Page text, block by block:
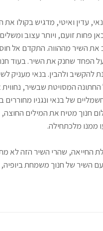
עדין ואיטי, מדגיש בקולו
פחות זועם, ויותר עצוב
את השיר מההווה. התקדם אל
הפחד שחנק את השיר. בעוד
להקשיב ולהבין. בנאי
המסויטת שבשיר,
של בנאי ונגניו
חנוך מטיח את המילים החוצה,
ממנו מלכתחילה.
החייאה, שהרי השיר הזה לא
השיר של חנוך משמחת